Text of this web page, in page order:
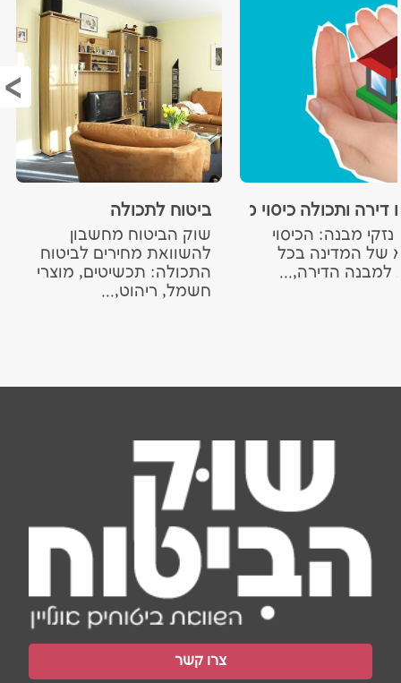
ביטוח לתכולה
שוק הביטוח מחשבון
להשוואת מחירים לביטוח
התכולה: תכשיטים, מוצרי
חשמל, ריהוט,...
דירה ותכולה כיסוי מלחמה - שאלות ותשובות 2026
נזקי מבנה: הכיסוי
של המדינה בכל
למבנה הדירה,...
צרו קשר